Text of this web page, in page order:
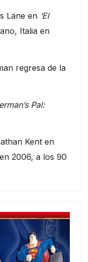
Lane en ‘El
Italia en
regresa de la
Pal:
Kent en
2006, a los 90